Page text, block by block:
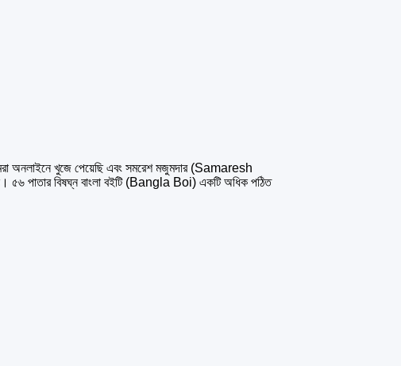
অনলাইনে খুজে পেয়েছি এবং সমরেশ মজুমদার (Samaresh
৫৬ পাতার বিষঘ্ন বাংলা বইটি (Bangla Boi) একটি অধিক পঠিত